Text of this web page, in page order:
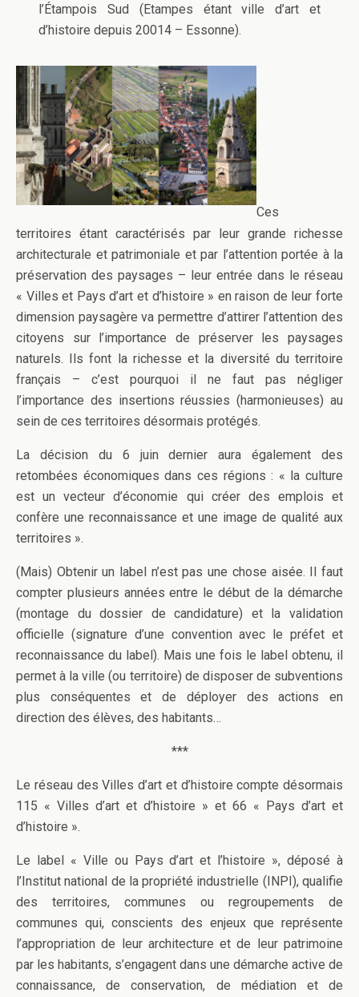
l’Étampois Sud (Etampes étant ville d’art et
d’histoire depuis 20014 – Essonne).
Ces
territoires étant caractérisés par leur grande richesse
architecturale et patrimoniale et par l’attention portée à la
préservation des paysages – leur entrée dans le réseau
« Villes et Pays d’art et d’histoire » en raison de leur forte
dimension paysagère va permettre d’attirer l’attention des
citoyens sur l’importance de préserver les paysages
naturels. Ils font la richesse et la diversité du territoire
français – c’est pourquoi il ne faut pas négliger
l’importance des insertions réussies (harmonieuses) au
sein de ces territoires désormais protégés.
La décision du 6 juin dernier aura également des
retombées économiques dans ces régions : « la culture
est un vecteur d’économie qui créer des emplois et
confère une reconnaissance et une image de qualité aux
territoires ».
(Mais) Obtenir un label n’est pas une chose aisée. Il faut
compter plusieurs années entre le début de la démarche
(montage du dossier de candidature) et la validation
officielle (signature d’une convention avec le préfet et
reconnaissance du label). Mais une fois le label obtenu, il
permet à la ville (ou territoire) de disposer de subventions
plus conséquentes et de déployer des actions en
direction des élèves, des habitants…
***
Le réseau des Villes d’art et d’histoire compte désormais
115 « Villes d’art et d’histoire » et 66 « Pays d’art et
d’histoire ».
Le label « Ville ou Pays d’art et l’histoire », déposé à
l’Institut national de la propriété industrielle (INPI), qualifie
des territoires, communes ou regroupements de
communes qui, conscients des enjeux que représente
l’appropriation de leur architecture et de leur patrimoine
par les habitants, s’engagent dans une démarche active de
connaissance, de conservation, de médiation et de